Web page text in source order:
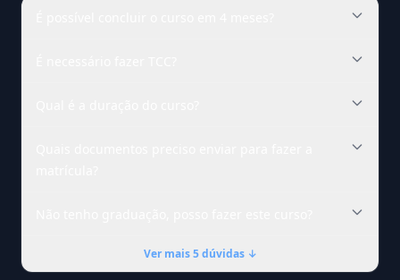
Ver mais 5 dúvidas ↓